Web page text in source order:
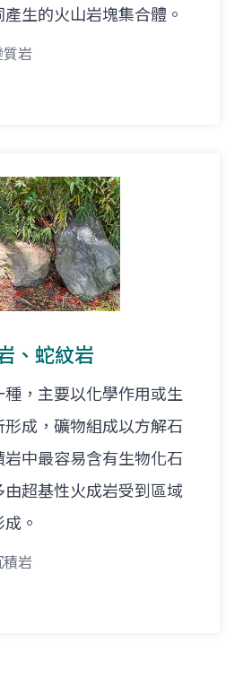
生的火山岩塊集合體。
質岩
、蛇紋岩
，主要以化學作用或生
成，礦物組成以方解石
中最容易含有生物化石
由超基性火成岩受到區域
。
積岩